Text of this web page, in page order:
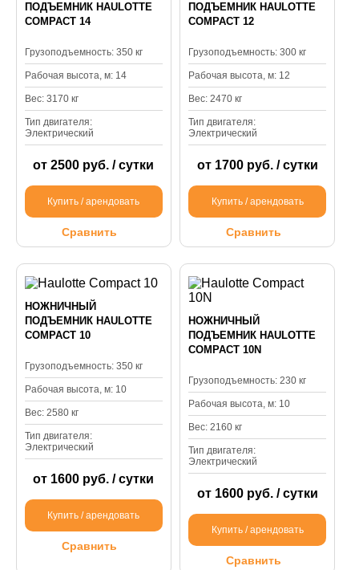
ПОДЪЕМНИК HAULOTTE
COMPACT 14
Грузоподъемность: 350 кг
Рабочая высота, м: 14
Вес: 3170 кг
Тип двигателя:
Электрический
от 2500 руб. / сутки
Купить / арендовать
Сравнить
ПОДЪЕМНИК HAULOTTE
COMPACT 12
Грузоподъемность: 300 кг
Рабочая высота, м: 12
Вес: 2470 кг
Тип двигателя:
Электрический
от 1700 руб. / сутки
Купить / арендовать
Сравнить
НОЖНИЧНЫЙ
ПОДЪЕМНИК HAULOTTE
COMPACT 10
Грузоподъемность: 350 кг
Рабочая высота, м: 10
Вес: 2580 кг
Тип двигателя:
Электрический
от 1600 руб. / сутки
Купить / арендовать
Сравнить
НОЖНИЧНЫЙ
ПОДЪЕМНИК HAULOTTE
COMPACT 10N
Грузоподъемность: 230 кг
Рабочая высота, м: 10
Вес: 2160 кг
Тип двигателя:
Электрический
от 1600 руб. / сутки
Купить / арендовать
Сравнить